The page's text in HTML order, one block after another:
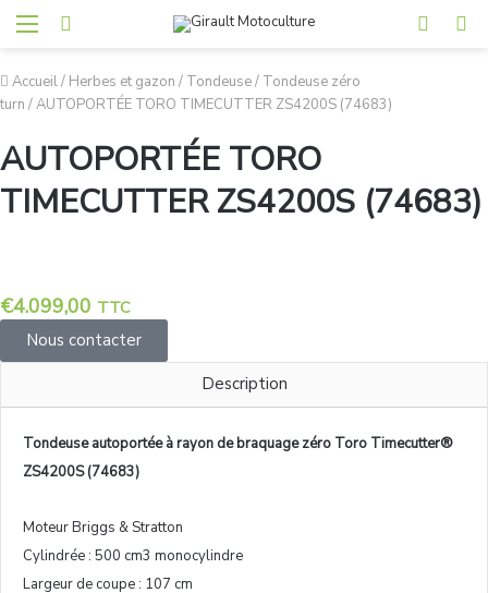
Accueil/ Herbes et gazon / Tondeuse/ Tondeuse zéro
turn /AUTOPORTÉE TORO TIMECUTTER ZS4200S (74683)
AUTOPORTÉE TORO
TIMECUTTER ZS4200S (74683)
€4.099,00 TTC
Nous contacter
Description
Tondeuse autoportée à rayon de braquage zéro Toro Timecutter®
ZS4200S (74683)
Moteur Briggs & Stratton
Cylindrée : 500 cm3 monocylindre
Largeur de coupe : 107 cm